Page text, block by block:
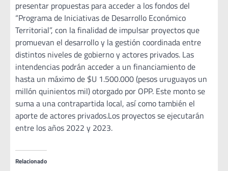
presentar propuestas para acceder a los fondos del
“Programa de Iniciativas de Desarrollo Económico
Territorial”, con la finalidad de impulsar proyectos que
promuevan el desarrollo y la gestión coordinada entre
distintos niveles de gobierno y actores privados. Las
intendencias podrán acceder a un financiamiento de
hasta un máximo de $U 1.500.000 (pesos uruguayos un
millón quinientos mil) otorgado por OPP. Este monto se
suma a una contrapartida local, así como también el
aporte de actores privados.Los proyectos se ejecutarán
entre los años 2022 y 2023.
Relacionado